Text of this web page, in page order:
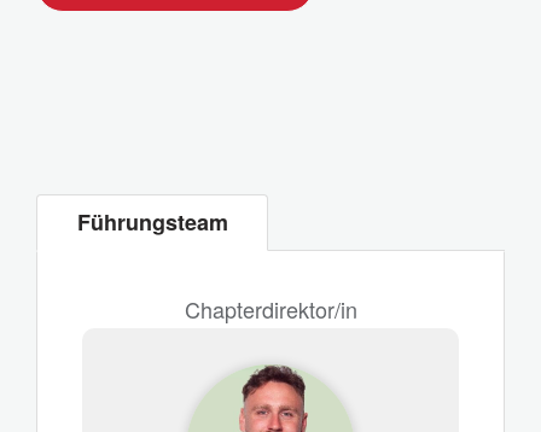
Führungsteam
Chapterdirektor/in